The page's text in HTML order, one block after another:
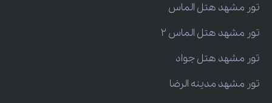
تور مشهد هتل الماس
تور مشهد هتل الماس 2
تور مشهد هتل جواد
تور مشهد مدینه الرضا